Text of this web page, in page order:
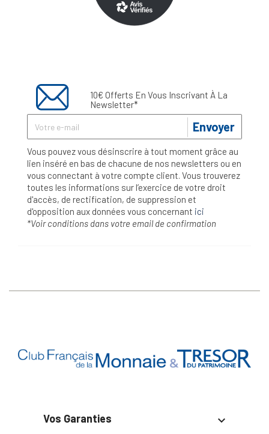
10€ Offerts En Vous Inscrivant À La
Newsletter*
Envoyer
Vous pouvez vous désinscrire à tout moment grâce au
lien inséré en bas de chacune de nos newsletters ou en
vous connectant à votre compte client. Vous trouverez
toutes les informations sur l’exercice de votre droit
d'accès, de rectification, de suppression et
d'opposition aux données vous concernant ici
*Voir conditions dans votre email de confirmation
Vos Garanties 